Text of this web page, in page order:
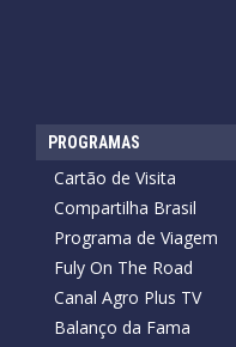
PROGRAMAS
Cartão de Visita
Compartilha Brasil
Programa de Viagem
Fuly On The Road
Canal Agro Plus TV
Balanço da Fama